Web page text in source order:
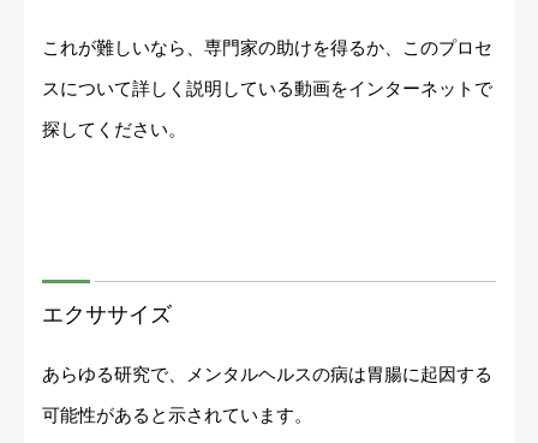
これが難しいなら、専門家の助けを得るか、このプロセ
スについて詳しく説明している動画をインターネットで
探してください。
エクササイズ
あらゆる研究で、メンタルヘルスの病は胃腸に起因する
可能性があると示されています。